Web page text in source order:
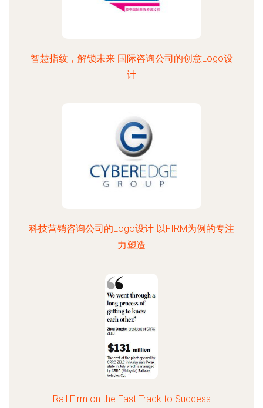
智慧指纹，解锁未来 国际咨询公司的创意Logo设
计
科技营销咨询公司的Logo设计 以FIRM为例的专注
力塑造
Rail Firm on the Fast Track to Success